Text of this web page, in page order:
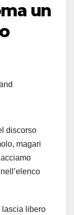
un
discorso
magari
lascia libero